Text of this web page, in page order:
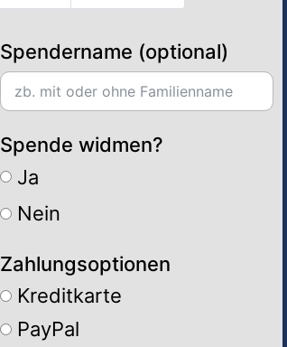
Spendername (optional)
Spende widmen?
Ja
Nein
Zahlungsoptionen
Kreditkarte
PayPal